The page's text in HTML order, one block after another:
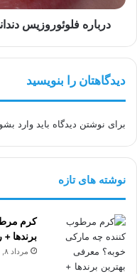
سلامت
دنداندرباره فلوئوروزیس
دیدگاهتان را بنویسید
برای نوشتن دیدگاه باید وارد
نوشته های تازه
کرم
برندها +
مرداد ۸, ۱۴۰۵